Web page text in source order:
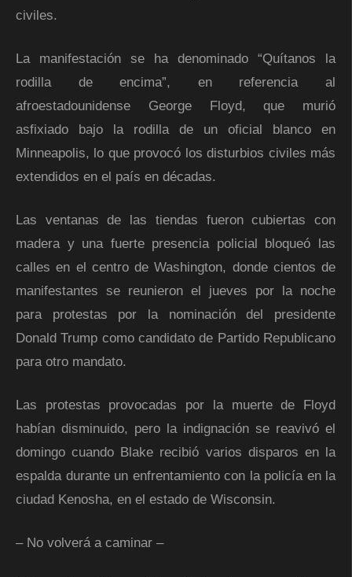
civiles.
La manifestación se ha denominado “Quítanos la
rodilla de encima”, en referencia al
afroestadounidense George Floyd, que murió
asfixiado bajo la rodilla de un oficial blanco en
Minneapolis, lo que provocó los disturbios civiles más
extendidos en el país en décadas.
Las ventanas de las tiendas fueron cubiertas con
madera y una fuerte presencia policial bloqueó las
calles en el centro de Washington, donde cientos de
manifestantes se reunieron el jueves por la noche
para protestas por la nominación del presidente
Donald Trump como candidato de Partido Republicano
para otro mandato.
Las protestas provocadas por la muerte de Floyd
habían disminuido, pero la indignación se reavivó el
domingo cuando Blake recibió varios disparos en la
espalda durante un enfrentamiento con la policía en la
ciudad Kenosha, en el estado de Wisconsin.
– No volverá a caminar –